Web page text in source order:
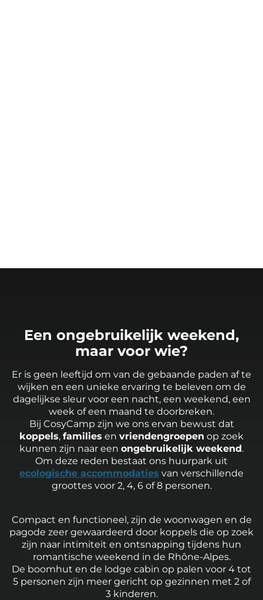
Een ongebruikelijk weekend,
maar voor wie?
Er is geen leeftijd om van de gebaande paden af te
wijken en een unieke ervaring te beleven om de
dagelijkse sleur voor een nacht, een weekend, een
week of een maand te doorbreken.
Bij CosyCamp zijn we ons ervan bewust dat
koppels, families en vriendengroepen op zoek
kunnen zijn naar een ongebruikelijk weekend.
Om deze reden bestaat ons huurpark uit
ecologische accommodaties van verschillende
groottes voor 2, 4, 6 of 8 personen.
Compact en functioneel, zijn de woonwagen en de
pagode zeer gewaardeerd door koppels die op zoek
zijn naar intimiteit en ontsnapping tijdens hun
romantische weekend in de Rhône-Alpes.
De boomhut en de lodge cabin op palen voor 4 tot
5 personen zijn meer gericht op gezinnen met 2 of
3 kinderen.